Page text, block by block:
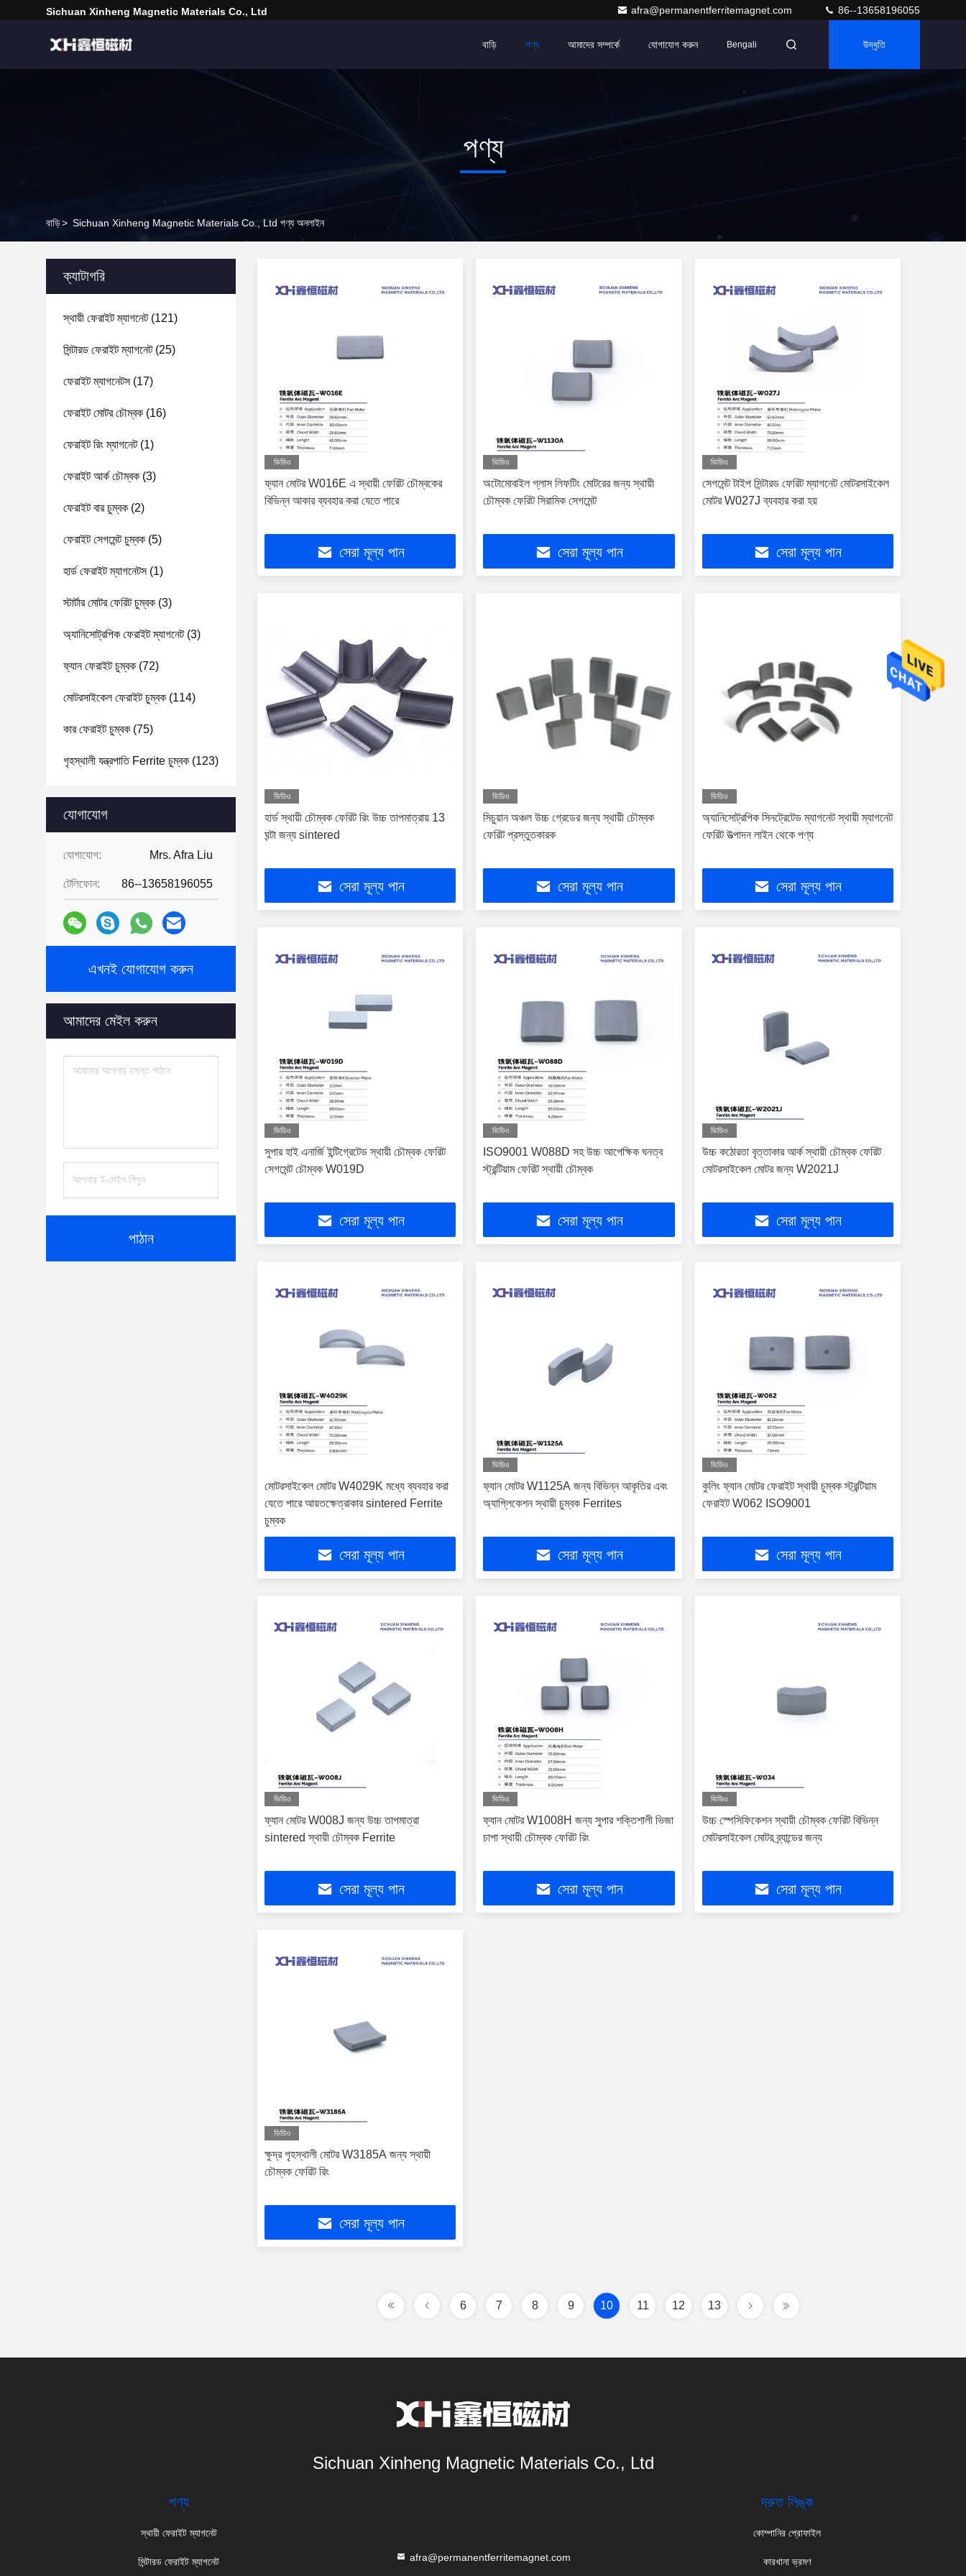
Sichuan Xinheng Magnetic Materials Co., Ltd afra@permanentferritemagnet.com 86--13658196055
বাড়ি পণ্য আমাদের সম্পর্কে যোগাযোগ করুন Bengali উদ্ধৃতি
পণ্য
বাড়ি> Sichuan Xinheng Magnetic Materials Co., Ltd পণ্য অনলাইন
ক্যাটাগরি
স্থায়ী ফেরাইট ম্যাগনেট(121)
সিন্টারড ফেরাইট ম্যাগনেট(25)
ফেরাইট ম্যাগনেটস(17)
ফেরাইট মোটর চৌম্বক (16)
ফেরাইট রিং ম্যাগনেট(1)
ফেরাইট আর্ক চৌম্বক (3)
ফেরাইট বার চুম্বক (2)
ফেরাইট সেগমেন্ট চুম্বক (5)
হার্ড ফেরাইট ম্যাগনেটস(1)
স্টার্টার মোটর ফেরিট চুম্বক (3)
অ্যানিসোট্রপিক ফেরাইট ম্যাগনেট(3)
ফ্যান ফেরাইট চুম্বক (72)
মোটরসাইকেল ফেরাইট চুম্বক (114)
কার ফেরাইট চুম্বক (75)
গৃহস্থালী যন্ত্রপাতি Ferrite চুম্বক (123)
যোগাযোগ
যোগাযোগ: Mrs. Afra Liu
টেলিফোন: 86--13658196055
এখনই যোগাযোগ করুন
আমাদের মেইল ​​করুন
পাঠান
ভিডিও
ফ্যান মোটর W016E এ স্থায়ী ফেরিট চৌম্বকের
বিভিন্ন আকার ব্যবহার করা যেতে পারে
সেরা মূল্য পান
ভিডিও
অটোমোবাইল গ্লাস লিফটিং মোটরের জন্য স্থায়ী
চৌম্বক ফেরিট সিরামিক সেগমেন্ট
সেরা মূল্য পান
ভিডিও
সেগমেন্ট টাইপ সিন্টারড ফেরিট ম্যাগনেট মোটরসাইকেল
মোটর W027J ব্যবহার করা হয়
সেরা মূল্য পান
ভিডিও
হার্ড স্থায়ী চৌম্বক ফেরিট রিং উচ্চ তাপমাত্রায় 13
ঘন্টা জন্য sintered
সেরা মূল্য পান
ভিডিও
সিচুয়ান অঞ্চল উচ্চ গ্রেডের জন্য স্থায়ী চৌম্বক
ফেরিট প্রস্তুতকারক
সেরা মূল্য পান
ভিডিও
অ্যানিসোট্রপিক সিনট্রেটেড ম্যাগনেট স্থায়ী ম্যাগনেট
ফেরিট উত্পাদন লাইন থেকে পণ্য
সেরা মূল্য পান
ভিডিও
সুপার হাই এনার্জি ইন্টিগ্রেটেড স্থায়ী চৌম্বক ফেরিট
সেগমেন্ট চৌম্বক W019D
সেরা মূল্য পান
ভিডিও
ISO9001 W088D সহ উচ্চ আপেক্ষিক ঘনত্ব
স্ট্রন্টিয়াম ফেরিট স্থায়ী চৌম্বক
সেরা মূল্য পান
ভিডিও
উচ্চ কঠোরতা বৃত্তাকার আর্ক স্থায়ী চৌম্বক ফেরিট
মোটরসাইকেল মোটর জন্য W2021J
সেরা মূল্য পান
মোটরসাইকেল মোটর W4029K মধ্যে ব্যবহার করা
যেতে পারে আয়তক্ষেত্রাকার sintered Ferrite
চুম্বক
সেরা মূল্য পান
ভিডিও
ফ্যান মোটর W1125A জন্য বিভিন্ন আকৃতির এবং
অ্যাপ্লিকেশন স্থায়ী চুম্বক Ferrites
সেরা মূল্য পান
ভিডিও
কুলিং ফ্যান মোটর ফেরাইট স্থায়ী চুম্বক স্ট্রন্টিয়াম
ফেরাইট W062 ISO9001
সেরা মূল্য পান
ভিডিও
ফ্যান মোটর W008J জন্য উচ্চ তাপমাত্রা
sintered স্থায়ী চৌম্বক Ferrite
সেরা মূল্য পান
ভিডিও
ফ্যান মোটর W1008H জন্য সুপার শক্তিশালী ভিজা
চাপা স্থায়ী চৌম্বক ফেরিট রিং
সেরা মূল্য পান
ভিডিও
উচ্চ স্পেসিফিকেশন স্থায়ী চৌম্বক ফেরিট বিভিন্ন
মোটরসাইকেল মোটর ব্র্যান্ডের জন্য
সেরা মূল্য পান
ভিডিও
ক্ষুদ্র গৃহস্থালী মোটর W3185A জন্য স্থায়ী
চৌম্বক ফেরিট রিং
সেরা মূল্য পান
6 7 8 9 10 11 12 13
Sichuan Xinheng Magnetic Materials Co., Ltd
পণ্য
স্থায়ী ফেরাইট ম্যাগনেট
সিন্টারড ফেরাইট ম্যাগনেট afra@permanentferritemagnet.com
দ্রুত লিঙ্ক
কোম্পানির প্রোফাইল
কারখানা ভ্রমণ